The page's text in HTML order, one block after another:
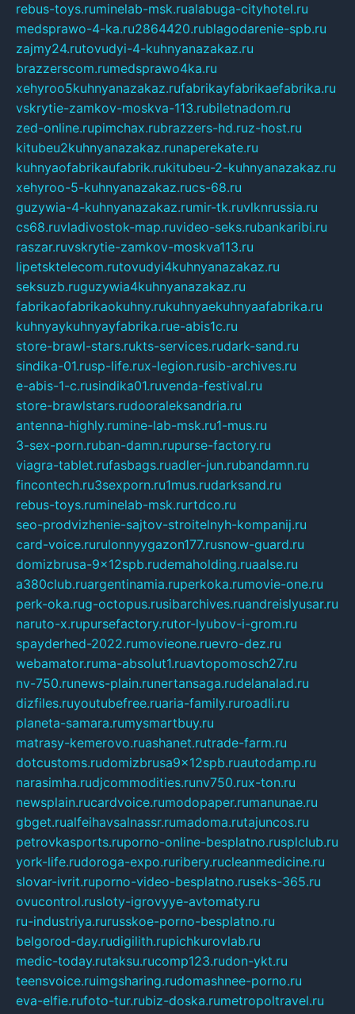
rebus-toys.ruminelab-msk.rualabuga-cityhotel.ru
medsprawo-4-ka.ru2864420.rublagodarenie-spb.ru
zajmy24.rutovudyi-4-kuhnyanazakaz.ru
brazzerscom.rumedsprawo4ka.ru
xehyroo5kuhnyanazakaz.rufabrikayfabrikaefabrika.ru
vskrytie-zamkov-moskva-113.rubiletnadom.ru
zed-online.rupimchax.rubrazzers-hd.ruz-host.ru
kitubeu2kuhnyanazakaz.runaperekate.ru
kuhnyaofabrikaufabrik.rukitubeu-2-kuhnyanazakaz.ru
xehyroo-5-kuhnyanazakaz.rucs-68.ru
guzywia-4-kuhnyanazakaz.rumir-tk.ruvlknrussia.ru
cs68.ruvladivostok-map.ruvideo-seks.rubankaribi.ru
raszar.ruvskrytie-zamkov-moskva113.ru
lipetsktelecom.rutovudyi4kuhnyanazakaz.ru
seksuzb.ruguzywia4kuhnyanazakaz.ru
fabrikaofabrikaokuhny.rukuhnyaekuhnyaafabrika.ru
kuhnyaykuhnyayfabrika.rue-abis1c.ru
store-brawl-stars.rukts-services.rudark-sand.ru
sindika-01.rusp-life.rux-legion.rusib-archives.ru
e-abis-1-c.rusindika01.ruvenda-festival.ru
store-brawlstars.rudooraleksandria.ru
antenna-highly.rumine-lab-msk.ru1-mus.ru
3-sex-porn.ruban-damn.rupurse-factory.ru
viagra-tablet.rufasbags.ruadler-jun.rubandamn.ru
fincontech.ru3sexporn.ru1mus.rudarksand.ru
rebus-toys.ruminelab-msk.rurtdco.ru
seo-prodvizhenie-sajtov-stroitelnyh-kompanij.ru
card-voice.rurulonnyygazon177.rusnow-guard.ru
domizbrusa-9x12spb.rudemaholding.ruaalse.ru
a380club.ruargentinamia.ruperkoka.rumovie-one.ru
perk-oka.rug-octopus.rusibarchives.ruandreislyusar.ru
naruto-x.rupursefactory.rutor-lyubov-i-grom.ru
spayderhed-2022.rumovieone.ruevro-dez.ru
webamator.ruma-absolut1.ruavtopomosch27.ru
nv-750.runews-plain.runertansaga.rudelanalad.ru
dizfiles.ruyoutubefree.ruaria-family.ruroadli.ru
planeta-samara.rumysmartbuy.ru
matrasy-kemerovo.ruashanet.rutrade-farm.ru
dotcustoms.rudomizbrusa9x12spb.ruautodamp.ru
narasimha.rudjcommodities.runv750.rux-ton.ru
newsplain.rucardvoice.rumodopaper.rumanunae.ru
gbget.rualfeihavsalnassr.rumadoma.rutajuncos.ru
petrovkasports.ruporno-online-besplatno.rusplclub.ru
york-life.rudoroga-expo.ruribery.rucleanmedicine.ru
slovar-ivrit.ruporno-video-besplatno.ruseks-365.ru
ovucontrol.rusloty-igrovyye-avtomaty.ru
ru-industriya.rurusskoe-porno-besplatno.ru
belgorod-day.rudigilith.rupichkurovlab.ru
medic-today.rutaksu.rucomp123.rudon-ykt.ru
teensvoice.ruimgsharing.rudomashnee-porno.ru
eva-elfie.rufoto-tur.rubiz-doska.rumetropoltravel.ru